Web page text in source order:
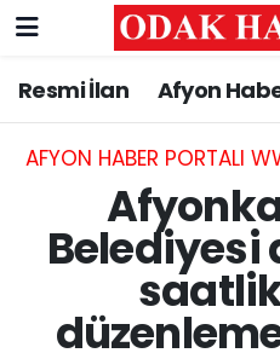
Resmi İlan Afyon
AFYON HABER PORTALI
Belediyesi
AFYONKARAHİSAR
Resmi İlan
ASAYİŞ
GÜNCEL
SİYASET
Nöbetçi Eczaneler
Hava Durumu
Trafik Durumu
Süper Lig Puan
Tüm Manşetler